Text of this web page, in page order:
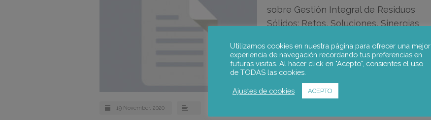
sobre Gestión Integral de Residuos
Sólidos: Retos, Soluciones, Sinergias
Serra Pardo, J.A Intervención en el Foro
sobre Gestión Integral de…read more →
19 November, 2020
Utilizamos cookies en nuestra página para ofrecer una mejor
experiencia de navegación recordando tus preferencias en
futuras visitas. Al hacer click en "Acepto", consientes el uso
de TODAS las cookies.
Ajustes de cookies ACEPTO